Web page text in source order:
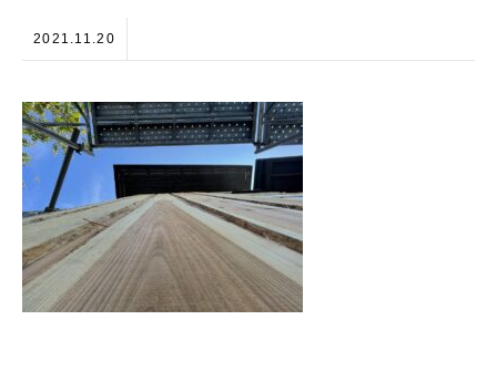
2021.11.20